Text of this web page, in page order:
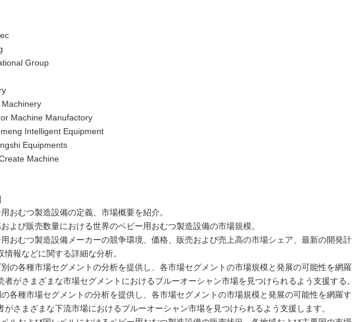
Group
Machine Manufactory
Intelligent Equipment
Equipments
Machine
おむつ製造設備の定義、市場概要を紹介。
よび販売数量における世界のベビー用おむつ製造設備の市場規模。
おむつ製造設備メーカーの競争環境、価格、販売および売上高の市場シェア、最新の開発計
情報などに関する詳細な分析。
の各種市場セグメントの分析を提供し、各市場セグメントの市場規模と発展の可能性を網羅
者がさまざまな市場セグメントにおけるブルーオーシャン市場を見つけられるよう支援する。
各種市場セグメントの分析を提供し、各市場セグメントの市場規模と発展の可能性を網羅す
がさまざまな下流市場におけるブルーオーシャン市場を見つけられるよう支援します。